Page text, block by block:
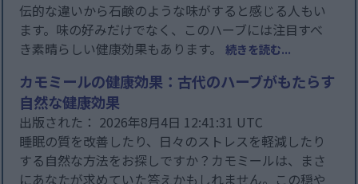
伝的な違いから石鹸のような味がすると感じる人もい
ます。味の好みだけでなく、このハーブには注目すべ
き素晴らしい健康効果もあります。続きを読む...
カモミールの健康効果：古代のハーブがもたらす
自然な健康効果
出版された： 2026年8月4日 12:41:31 UTC
睡眠の質を改善したり、日々のストレスを軽減したり
する自然な方法をお探しですか？カモミールは、まさ
にあなたが求めていた答えかもしれません。この穏や